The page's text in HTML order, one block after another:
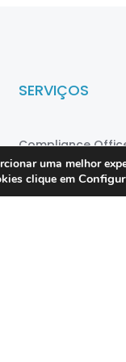
SERVIÇOS
Compliance
Auditoria
Formação
uma melhor
clique em